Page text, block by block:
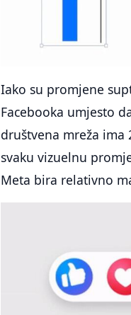
Iako su promjene
Facebooka umjesto
društvena mreža
svaku vizuelnu
Meta bira relativno